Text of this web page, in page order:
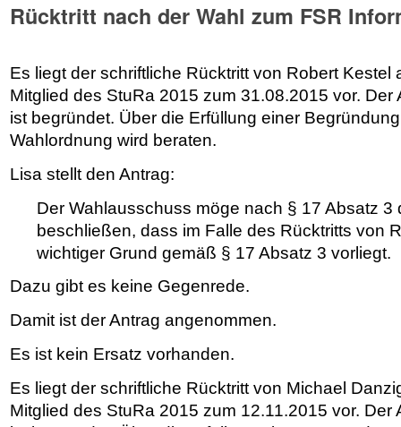
Rücktritt nach der Wahl zum FSR
Es liegt der schriftliche Rücktritt von Robert Kestel
Mitglied des StuRa 2015 zum 31.08.2015 vor. Der
ist begründet. Über die Erfüllung einer
Wahlordnung wird beraten.
Lisa stellt den Antrag:
Der Wahlausschuss möge nach § 17 Absatz 3
beschließen, dass im Falle des Rücktritts von
wichtiger Grund gemäß § 17 Absatz 3 vorliegt.
Dazu gibt es keine Gegenrede.
Damit ist der Antrag angenommen.
Es ist kein Ersatz vorhanden.
Es liegt der schriftliche Rücktritt von Michael
Mitglied des StuRa 2015 zum 12.11.2015 vor. Der